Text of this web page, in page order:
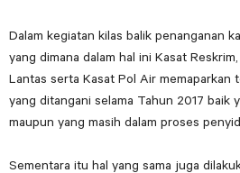
Dalam kegiatan kilas balik penanganan
yang dimana dalam hal ini Kasat
Lantas serta Kasat Pol Air memaparkan
yang ditangani selama Tahun 2017 baik
maupun yang masih dalam proses
Sementara itu hal yang sama juga